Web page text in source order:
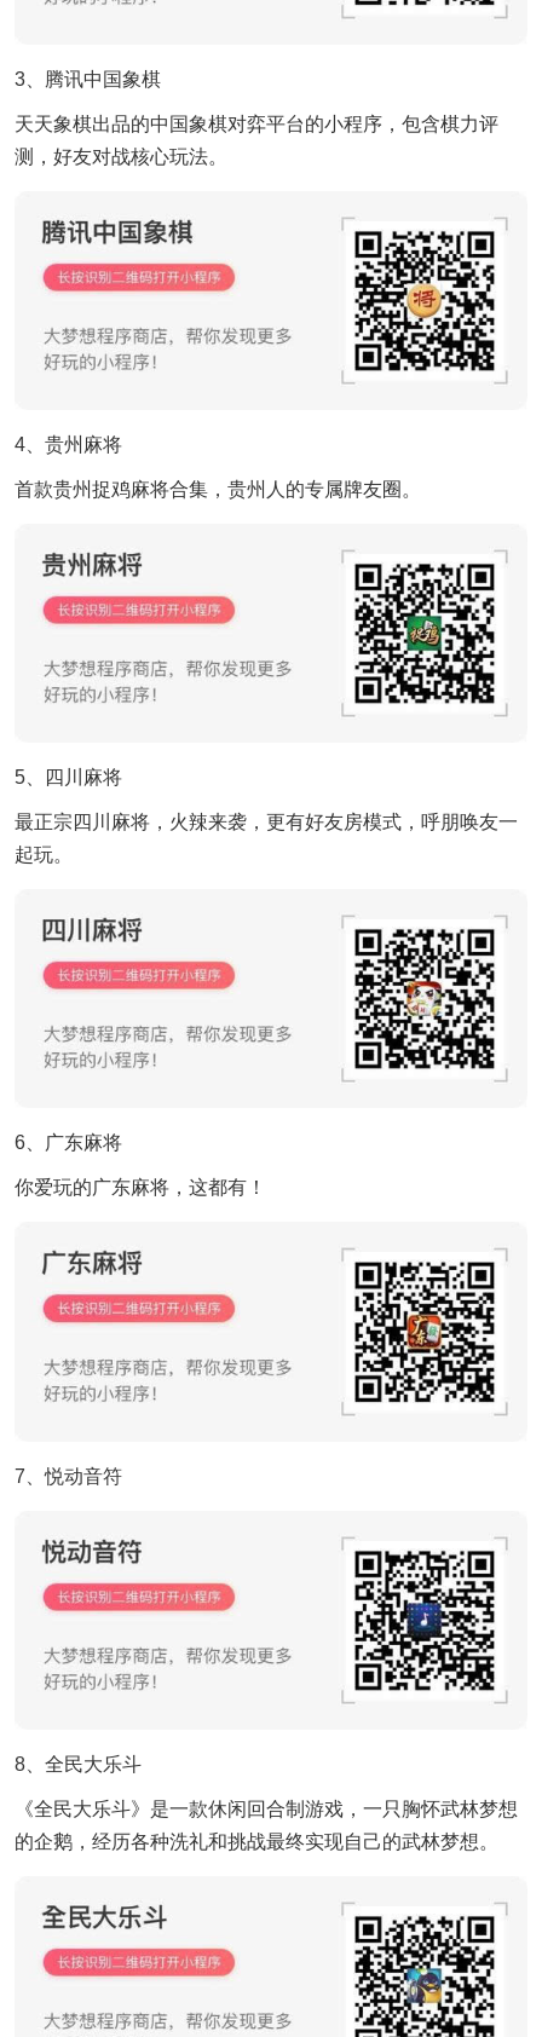
3、腾讯中国象棋
天天象棋出品的中国象棋对弈平台的小程序，包含棋力评
测，好友对战核心玩法。
4、贵州麻将
首款贵州捉鸡麻将合集，贵州人的专属牌友圈。
5、四川麻将
最正宗四川麻将，火辣来袭，更有好友房模式，呼朋唤友一
起玩。
6、广东麻将
你爱玩的广东麻将，这都有！
7、悦动音符
8、全民大乐斗
《全民大乐斗》是一款休闲回合制游戏，一只胸怀武林梦想
的企鹅，经历各种洗礼和挑战最终实现自己的武林梦想。